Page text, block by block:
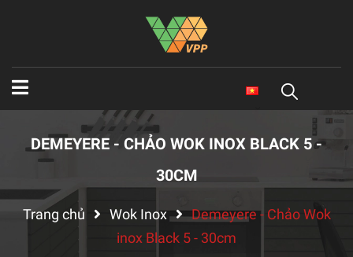
DEMEYERE - CHẢO WOK INOX BLACK 5 -
30CM
Trang chủ Wok Inox
Demeyere - Chảo Wok
inox Black 5 - 30cm